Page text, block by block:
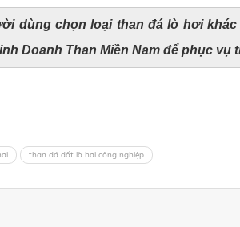
dùng chọn loại than đá lò hơi
Doanh Than Miền Nam để phục vụ
than đá đốt lò hơi công nghiệp